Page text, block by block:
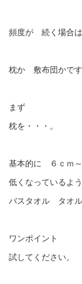
頻度が 続く場合は
枕か 敷布団かです
まず
枕を・・・。
基本的に ６ｃｍ～
低くなっているよ
バスタオル タオル
ワンポイント
試してください。